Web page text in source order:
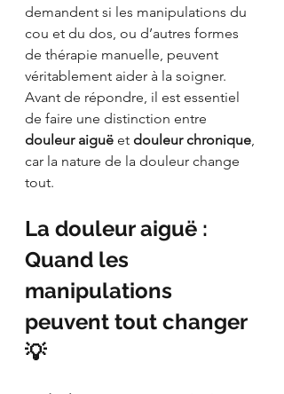
demandent si les manipulations du
cou et du dos, ou d’autres formes
de thérapie manuelle, peuvent
véritablement aider à la soigner.
Avant de répondre, il est essentiel
de faire une distinction entre
douleur aiguë et douleur chronique
car la nature de la douleur change
tout.
La douleur aiguë :
Quand les
manipulations
peuvent tout changer
💡